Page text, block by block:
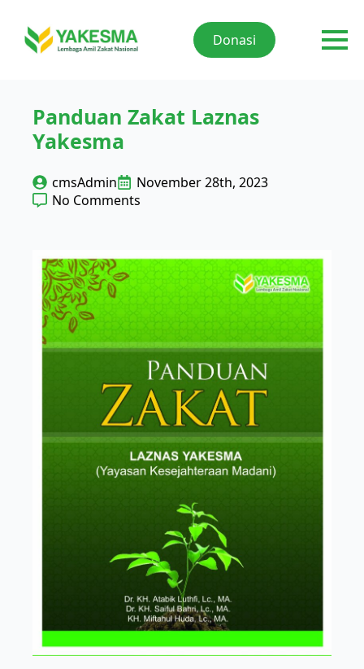
Donasi
Panduan Zakat Laznas
Yakesma
cmsAdmin
November 28th, 2023
No Comments